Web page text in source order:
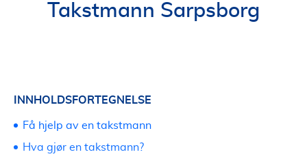
Takstmann Sarpsborg
INNHOLDSFORTEGNELSE
Få hjelp av en takstmann
Hva gjør en takstmann?